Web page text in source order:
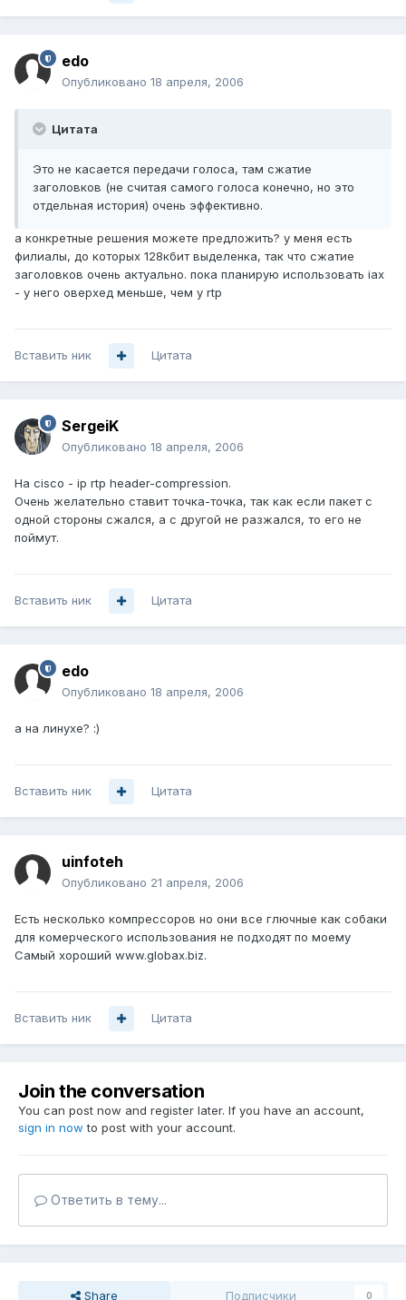
edo
Опубликовано 18 апреля, 2006
Цитата
Это не касается передачи голоса, там сжатие
заголовков (не считая самого голоса конечно, но это
отдельная история) очень эффективно.
а конкретные решения можете предложить? у меня есть
филиалы, до которых 128кбит выделенка, так что сжатие
заголовков очень актуально. пока планирую использовать iax
- у него оверхед меньше, чем у rtp
Вставить ник Цитата
SergeiK
Опубликовано 18 апреля, 2006
На cisco - ip rtp header-compression.
Очень желательно ставит точка-точка, так как если пакет с
одной стороны сжался, а с другой не разжался, то его не
поймут.
Вставить ник Цитата
edo
Опубликовано 18 апреля, 2006
а на линухе? :)
Вставить ник Цитата
uinfoteh
Опубликовано 21 апреля, 2006
Есть несколько компрессоров но они все глючные как собаки
для комерческого использования не подходят по моему
Самый хороший www.globax.biz.
Вставить ник Цитата
Join the conversation
You can post now and register later. If you have an account,
sign in now to post with your account.
Ответить в тему...
Share Подписчики 0